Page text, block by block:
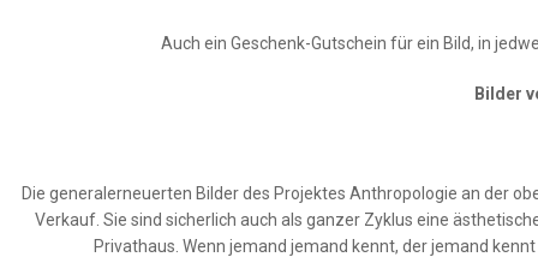
Auch ein Geschenk-Gutschein für ein Bild, in
Bilder
Die generalerneuerten Bilder des Projektes Anthropologie an der
Verkauf. Sie sind sicherlich auch als ganzer Zyklus eine
Privathaus. Wenn jemand jemand kennt, der jemand